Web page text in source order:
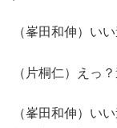
（峯田和伸）い
（片桐仁）えっ
（峯田和伸）い